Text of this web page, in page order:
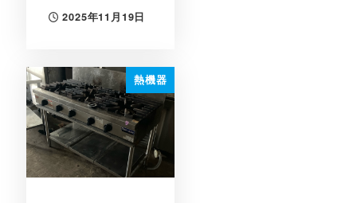
投稿日
2025年11月19日
熱機器